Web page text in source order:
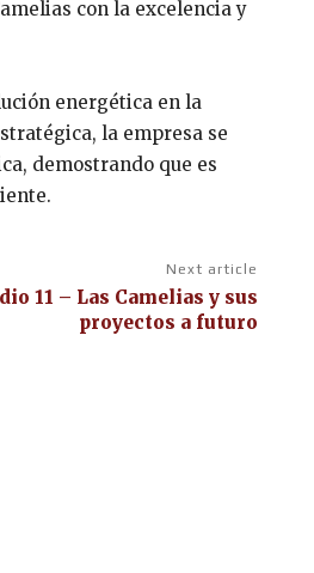
con la excelencia y
energética en la
la empresa se
demostrando que es
Next article
11 – Las Camelias y sus
proyectos a futuro